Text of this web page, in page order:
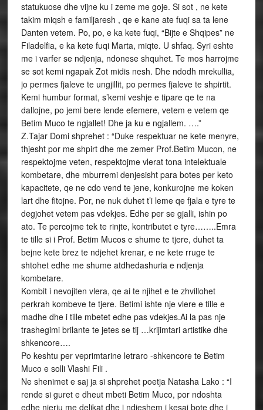
statukuose dhe vijne ku i zeme me goje. Si sot , ne kete
takim miqsh e familjaresh , qe e kane ate fuqi sa ta lene
Danten vetem. Po, po, e ka kete fuqi, “Bijte e Shqipes” ne
Filadelfia, e ka kete fuqi Marta, miqte. U shfaq. Syri eshte
me i varfer se ndjenja, ndonese shquhet. Te mos harrojme
se sot kemi ngapak Zot midis nesh. Dhe ndodh mrekullia,
jo permes fjaleve te ungjillit, po permes fjaleve te shpirtit.
Kemi humbur format, s’kemi veshje e tipare qe te na
dallojne, po jemi bere lende efemere, vetem e vetem qe
Betim Muco te ngjallet! Dhe ja ku e ngjallem. ….”
Z.Tajar Domi shprehet : “Duke respektuar ne kete menyre,
thjesht por me shpirt dhe me zemer Prof.Betim Mucon, ne
respektojme veten, respektojme vlerat tona intelektuale
kombetare, dhe mburremi denjesisht para botes per keto
kapacitete, qe ne cdo vend te jene, konkurojne me koken
lart dhe fitojne. Por, ne nuk duhet t’i leme qe fjala e tyre te
degjohet vetem pas vdekjes. Edhe per se gjalli, ishin po
ato. Te percojme tek te rinjte, kontributet e tyre……..Emra
te tille si i Prof. Betim Mucos e shume te tjere, duhet ta
bejne kete brez te ndjehet krenar, e ne kete rruge te
shtohet edhe me shume atdhedashuria e ndjenja
kombetare.
Kombit i nevojiten vlera, qe ai te njihet e te zhvillohet
perkrah kombeve te tjere. Betimi ishte nje vlere e tille e
madhe dhe i tille mbetet edhe pas vdekjes.Ai la pas nje
trashegimi brilante te jetes se tij …krijimtari artistike dhe
shkencore….
Po keshtu per veprimtarine letraro -shkencore te Betim
Muco e solli Vlashi Fili .
Ne shenimet e saj ja si shprehet poetja Natasha Lako : “I
rende si guret e dheut mbeti Betim Muco, por ndoshta
edhe njeriu me delikat dhe i ndjeshem i kesaj bote dhe i